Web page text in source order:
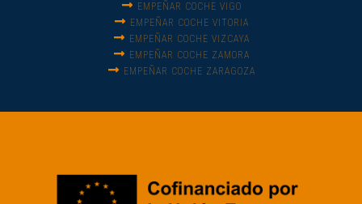
EMPEÑAR COCHE VIGO
EMPEÑAR COCHE VITORIA
EMPEÑAR COCHE VIZCAYA
EMPEÑAR COCHE ZAMORA
EMPEÑAR COCHE ZARAGOZA